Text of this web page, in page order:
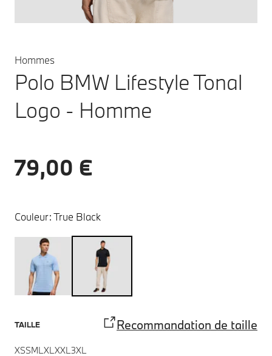
Hommes
Polo BMW Lifestyle Tonal
Logo - Homme
79,00 €
Couleur:True Black
TAILLE Recommandation de taille
XSSMLXLXXL3XL